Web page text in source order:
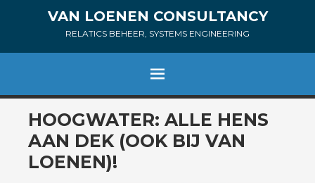
VAN LOENEN CONSULTANCY
RELATICS BEHEER, SYSTEMS ENGINEERING
MENU
SPRING
NAAR
INHOUD
HOOGWATER: ALLE HENS
AAN DEK (OOK BIJ VAN
LOENEN)!